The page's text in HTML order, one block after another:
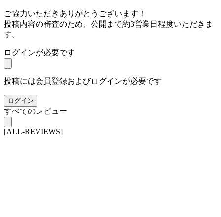
ご協力いただきありがとうございます！
投稿内容の審査のため、公開まで約3営業日程度いただきま
す。
ログインが必要です
投稿には会員登録およびログインが必要です
ログイン
すべてのレビュー
[ALL-REVIEWS]